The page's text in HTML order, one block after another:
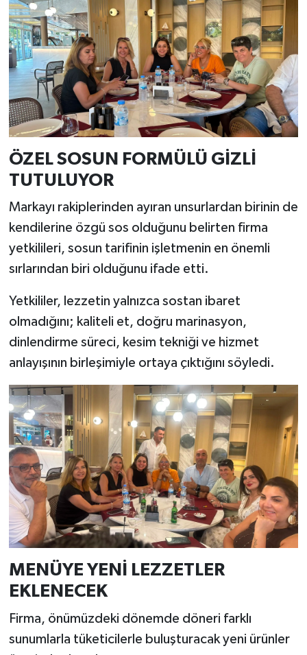
ÖZEL SOSUN FORMÜLÜ GİZLİ
TUTULUYOR
Markayı rakiplerinden ayıran unsurlardan birinin de
kendilerine özgü sos olduğunu belirten firma
yetkilileri, sosun tarifinin işletmenin en önemli
sırlarından biri olduğunu ifade etti.
Yetkililer, lezzetin yalnızca sostan ibaret
olmadığını; kaliteli et, doğru marinasyon,
dinlendirme süreci, kesim tekniği ve hizmet
anlayışının birleşimiyle ortaya çıktığını söyledi.
MENÜYE YENİ LEZZETLER
EKLENECEK
Firma, önümüzdeki dönemde döneri farklı
sunumlarla tüketicilerle buluşturacak yeni ürünler